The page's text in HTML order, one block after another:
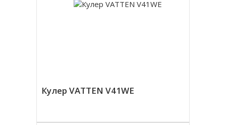
Кулер VATTEN V41WE